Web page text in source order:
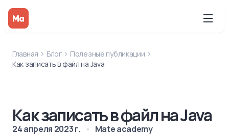
Главная Блог
Полезные публикации
Как записать в файл на Java
Как записать в файл на Java
24 апреля 2023 г. Mate academy